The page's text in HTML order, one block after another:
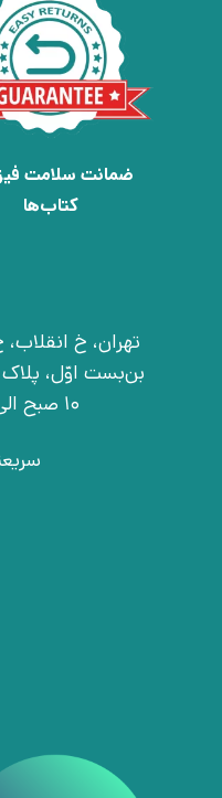
ضمانت سلامت
کتاب‌ها
10 صبح الی 15 (3 بعد از ظهر) - قبل از تشریف آوردن تماس بگیرید